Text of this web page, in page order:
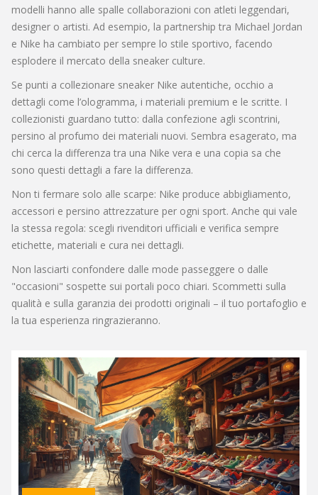
modelli hanno alle spalle collaborazioni con atleti leggendari,
designer o artisti. Ad esempio, la partnership tra Michael Jordan
e Nike ha cambiato per sempre lo stile sportivo, facendo
esplodere il mercato della sneaker culture.
Se punti a collezionare sneaker Nike autentiche, occhio a
dettagli come l’ologramma, i materiali premium e le scritte. I
collezionisti guardano tutto: dalla confezione agli scontrini,
persino al profumo dei materiali nuovi. Sembra esagerato, ma
chi cerca la differenza tra una Nike vera e una copia sa che
sono questi dettagli a fare la differenza.
Non ti fermare solo alle scarpe: Nike produce abbigliamento,
accessori e persino attrezzature per ogni sport. Anche qui vale
la stessa regola: scegli rivenditori ufficiali e verifica sempre
etichette, materiali e cura nei dettagli.
Non lasciarti confondere dalle mode passeggere o dalle
"occasioni" sospette sui portali poco chiari. Scommetti sulla
qualità e sulla garanzia dei prodotti originali – il tuo portafoglio e
la tua esperienza ringrazieranno.